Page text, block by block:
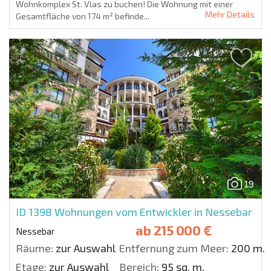
Wohnkomplex St. Vlas zu buchen! Die Wohnung mit einer
Gesamtfläche von 174 m² befinde...
Mehr Details
19
ID 1398 Wohnungen vom Entwickler in Nessebar
Nessebar ab 215 000 €
Räume: zur Auswahl Entfernung zum Meer: 200 m.
Etage: zur Auswahl Bereich: 95 sq. m.